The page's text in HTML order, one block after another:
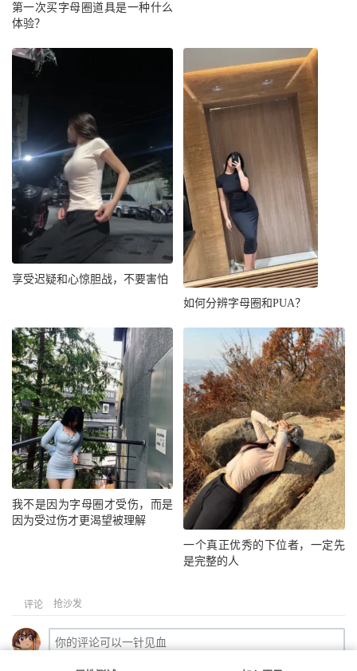
第一次买字母圈道具是一种什么
体验？
享受迟疑和心惊胆战，不要害怕
如何分辨字母圈和PUA？
我不是因为字母圈才受伤，而是
因为受过伤才更渴望被理解
一个真正优秀的下位者，一定先
是完整的人
评论 抢沙发